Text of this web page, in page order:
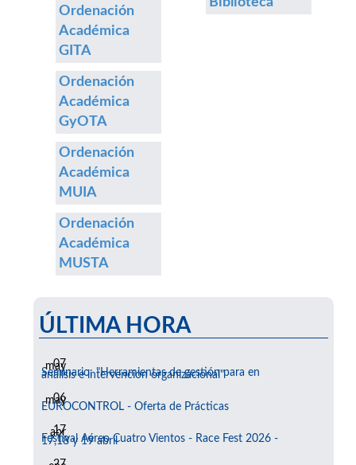
Ordenación
Académica
GITA
Ordenación
Académica
GyOTA
Ordenación
Académica
MUIA
Ordenación
Académica
MUSTA
ÚLTIMA HORA
07
may
Seminario: "Herramientas de gestión para en
análisis e intervención organizacional"
06
may
EUROCONTROL - Oferta de Prácticas
17
abr
Festival Aéreo Cuatro Vientos - Race Fest 2026 -
17,18 y 19 abril